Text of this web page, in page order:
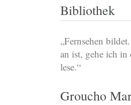
Bibliothek
„Fernsehen
an ist, gehe ich in
lese.“
Groucho